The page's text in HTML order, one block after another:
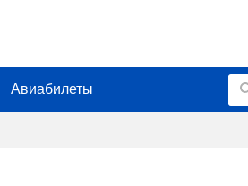
Авиабилеты